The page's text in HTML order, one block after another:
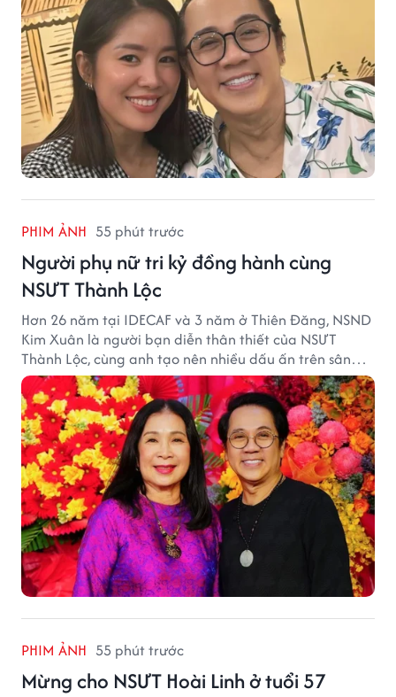
PHIM ẢNH 55 phút trước
Người phụ nữ tri kỷ đồng hành cùng
NSƯT Thành Lộc
Hơn 26 năm tại IDECAF và 3 năm ở Thiên Đăng, NSND
Kim Xuân là người bạn diễn thân thiết của NSƯT
Thành Lộc, cùng anh tạo nên nhiều dấu ấn trên sân
khấu.
PHIM ẢNH 55 phút trước
Mừng cho NSƯT Hoài Linh ở tuổi 57